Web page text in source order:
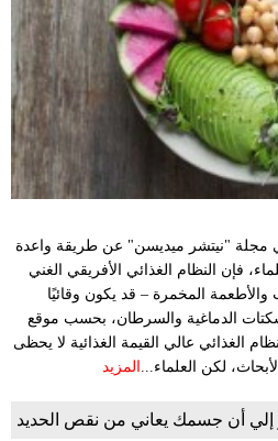
"نيتشر ميديسن" عن طريقة واعدة
فإن النظام الغذائي الأفريقي الغني
والأطعمة المخمرة – قد يكون وقائيًا
الدماغية والسرطان، بحسب موقع
الغذائي عالي القيمة الغذائية لا يحظى
لكن العلماء...
المزيد